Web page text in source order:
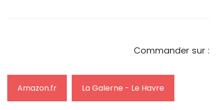
Commander sur :
Amazon.fr La Galerne - Le Havre